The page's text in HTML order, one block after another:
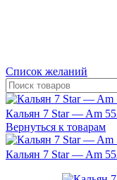
Список желаний
Кальян 7 Star — Am
Вернуться к товарам
Кальян 7 Star — Am